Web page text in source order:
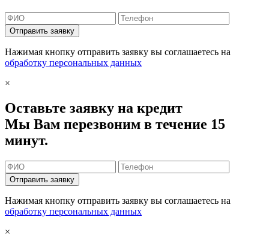
Отправить заявку
Нажимая кнопку отправить заявку вы соглашаетесь на
обработку персональных данных
×
Оставьте заявку на кредит
Мы Вам перезвоним в течение 15
минут.
Отправить заявку
Нажимая кнопку отправить заявку вы соглашаетесь на
обработку персональных данных
×